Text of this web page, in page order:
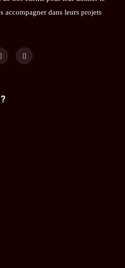
accompagner dans leurs projets